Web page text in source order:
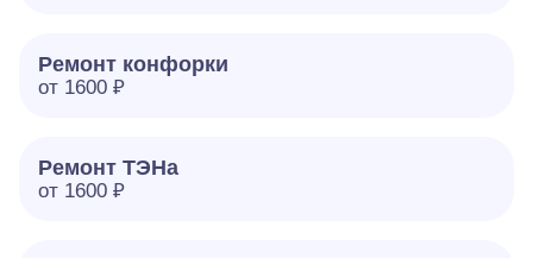
Ремонт конфорки
от 1600 ₽
Ремонт ТЭНа
от 1600 ₽